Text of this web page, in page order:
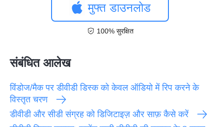
मुफ्त डाउनलोड
100% सुरक्षित
संबंधित आलेख
विंडोज/मैक पर डीवीडी डिस्क को केवल ऑडियो में रिप करने के
विस्तृत चरण
डीवीडी और सीडी संग्रह को डिजिटाइज़ और साफ़ कैसे करें